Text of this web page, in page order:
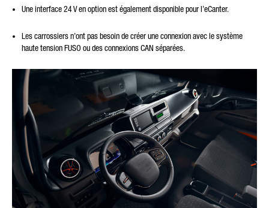
Une interface 24 V en option est également disponible pour l’eCanter.
Les carrossiers n’ont pas besoin de créer une connexion avec le système
haute tension FUSO ou des connexions CAN séparées.